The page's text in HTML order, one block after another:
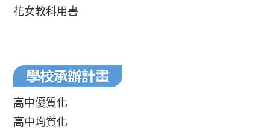
花女教科用書
高中優質化
高中均質化